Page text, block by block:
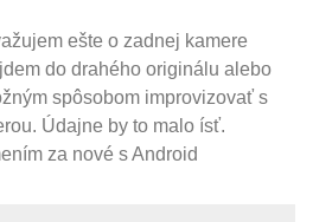
ešte o zadnej kamere
do drahého originálu alebo
spôsobom improvizovať s
Údajne by to malo ísť.
za nové s Android